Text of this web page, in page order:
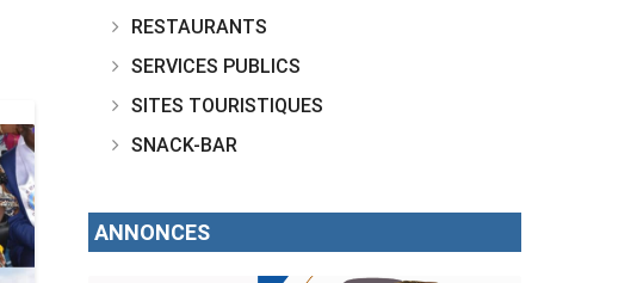
RESTAURANTS
SERVICES PUBLICS
SITES TOURISTIQUES
SNACK-BAR
ANNONCES